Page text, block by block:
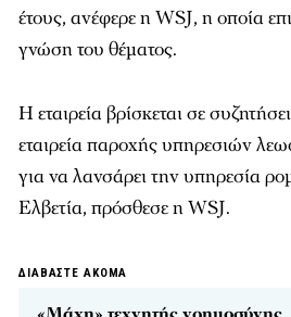
έτους, ανέφερε η WSJ, η οποία
γνώση του θέματος.
Η εταιρεία βρίσκεται σε
εταιρεία παροχής υπηρεσιών
για να λανσάρει την υπηρεσία
Ελβετία, πρόσθεσε η WSJ.
ΔΙΑΒΑΣΤΕ ΑΚΟΜΑ